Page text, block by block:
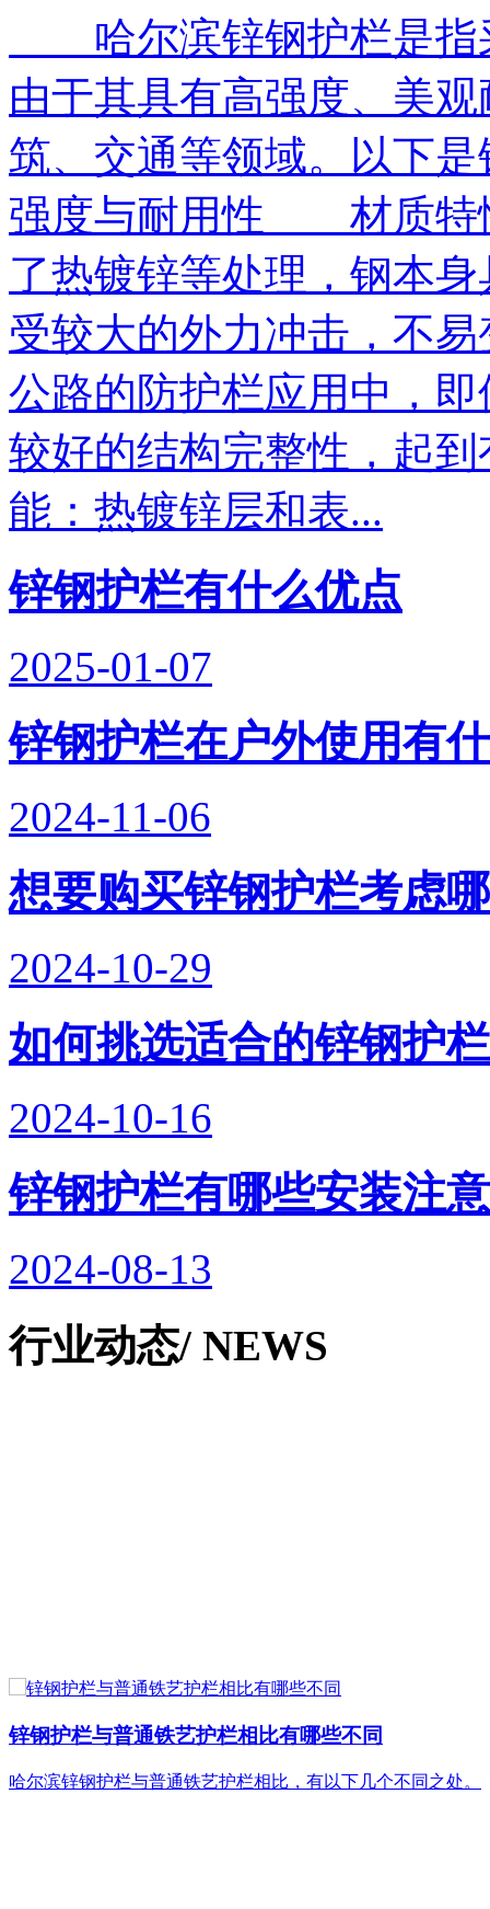
哈尔滨锌钢护栏是指
由于其具有高强度、美
筑、交通等领域。以下
强度与耐用性 材质特
了热镀锌等处理，钢本
受较大的外力冲击，不
公路的防护栏应用中，
较好的结构完整性，起
能：热镀锌层和表...
锌钢护栏有什么优点
2025-01-07
锌钢护栏在户外使用有
2024-11-06
想要购买锌钢护栏考虑
2024-10-29
如何挑选适合的锌钢护栏
2024-10-16
锌钢护栏有哪些安装注
2024-08-13
行业动态/ NEWS
如何选择坚固耐用的锌钢护栏
哈尔滨锌钢护栏​是当今使用广泛的一种护栏，其强度和耐久
如何正确安装锌钢护栏以确保其稳定性
哈尔滨锌钢护栏​的正确安装对于保证其稳定性至关重要。以
锌钢护栏与普通铁艺护栏相比有哪些不同
哈尔滨锌钢护栏​与普通铁艺护栏相比，有以下几个不同之处。